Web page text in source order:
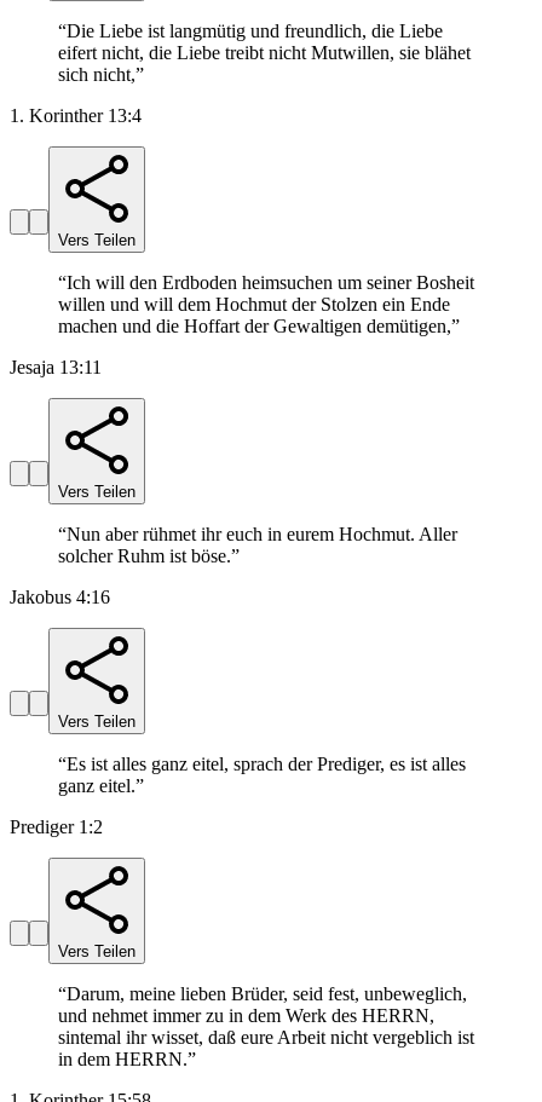
“Die Liebe ist langmütig und freundlich, die Liebe
eifert nicht, die Liebe treibt nicht Mutwillen, sie blähet
sich nicht,”
1. Korinther 13:4
Vers Teilen
“Ich will den Erdboden heimsuchen um seiner Bosheit
willen und will dem Hochmut der Stolzen ein Ende
machen und die Hoffart der Gewaltigen demütigen,”
Jesaja 13:11
Vers Teilen
“Nun aber rühmet ihr euch in eurem Hochmut. Aller
solcher Ruhm ist böse.”
Jakobus 4:16
Vers Teilen
“Es ist alles ganz eitel, sprach der Prediger, es ist alles
ganz eitel.”
Prediger 1:2
Vers Teilen
“Darum, meine lieben Brüder, seid fest, unbeweglich,
und nehmet immer zu in dem Werk des HERRN,
sintemal ihr wisset, daß eure Arbeit nicht vergeblich ist
in dem HERRN.”